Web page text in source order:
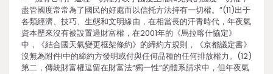
盡管國度常常為了國民的好處而以信托方法持有一切權。”(11)出于
各類經濟、技巧、生態和文明緣由，在相當長的汗青時代，年夜氣
資本歷來沒有被設置過財富權，在2001年的《馬拉喀什協定》
中，《結合國天氣變更框架條約》的締約方規則，《京都議定書》
沒無為附件I中的締約方發明或付與任何品種的任何排放權力。(12)
第二，傳統財富權逗留在財富法“獨一性”的體系請求中，但年夜氣